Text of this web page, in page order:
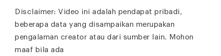
Disclaimer: Video ini adalah pendapat pribadi,
beberapa data yang disampaikan merupakan
pengalaman creator atau dari sumber lain. Mohon
maaf bila ada